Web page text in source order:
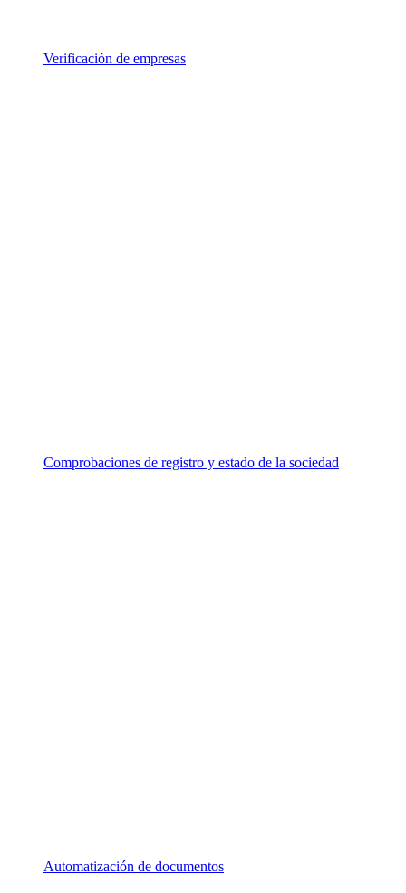
Verificación de empresas
Comprobaciones de registro y estado de la sociedad
Automatización de documentos